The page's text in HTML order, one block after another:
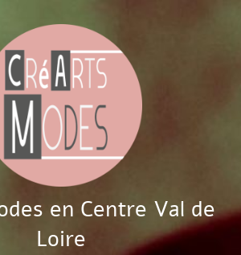
en Centre Val de
Loire